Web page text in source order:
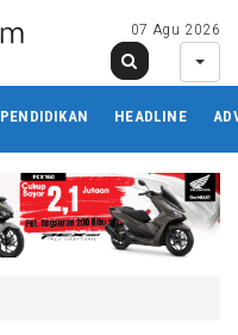
07 Agu 2026
PENDIDIKAN HEADLINE